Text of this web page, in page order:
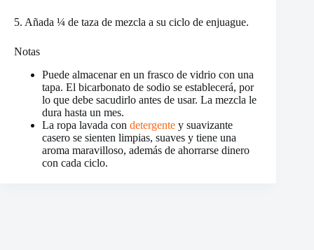
5. Añada ¼ de taza de mezcla a su ciclo de enjuague.
Notas
Puede almacenar en un frasco de vidrio con una
tapa. El bicarbonato de sodio se establecerá, por
lo que debe sacudirlo antes de usar. La mezcla le
dura hasta un mes.
La ropa lavada con detergente y suavizante
casero se sienten limpias, suaves y tiene una
aroma maravilloso, además de ahorrarse dinero
con cada ciclo.